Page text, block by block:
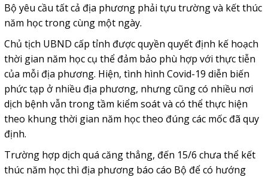
Bộ yêu cầu tất cả địa phương phải tựu trường và kết thúc
năm học trong cùng một ngày.
Chủ tịch UBND cấp tỉnh được quyền quyết định kế hoạch
thời gian năm học cụ thể đảm bảo phù hợp với thực tiễn
của mỗi địa phương. Hiện, tình hình Covid-19 diễn biến
phức tạp ở nhiều địa phương, nhưng cũng có nhiều nơi
dịch bệnh vẫn trong tầm kiểm soát và có thể thực hiện
theo khung thời gian năm học theo đúng các mốc đã quy
định.
Trường hợp dịch quá căng thẳng, đến 15/6 chưa thể kết
thúc năm học thì địa phương báo cáo Bộ để có hướng